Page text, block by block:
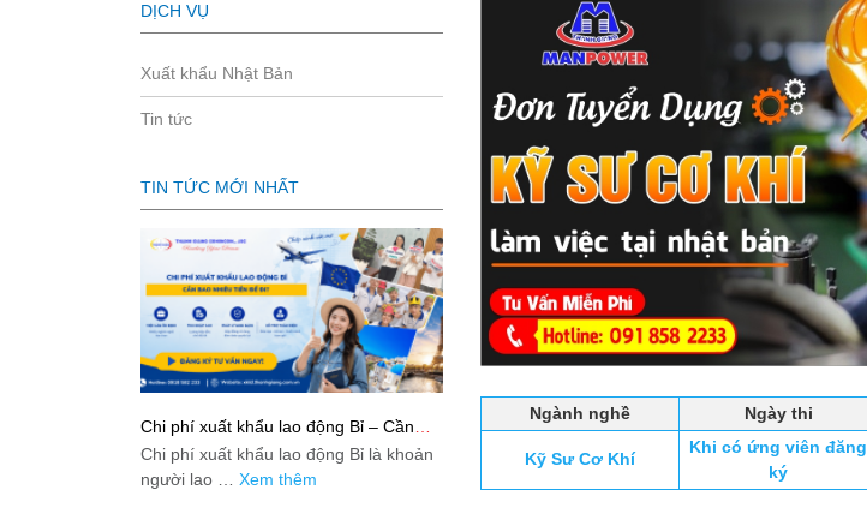
Ngành nghề Ngày thi
Kỹ Sư Cơ Khí
Khi có ứng viên đăng
ký
DỊCH VỤ
Xuất khẩu Nhật Bản
Tin tức
TIN TỨC MỚI NHẤT
Chi phí xuất khẩu lao động Bỉ – Cần
bao nhiêu tiền để đi?
Chi phí xuất khẩu lao động Bỉ là khoản
người lao … Xem thêm